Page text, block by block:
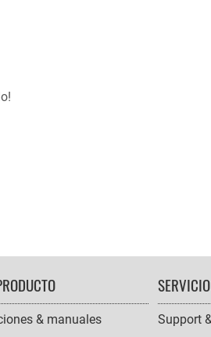
& manuales Support